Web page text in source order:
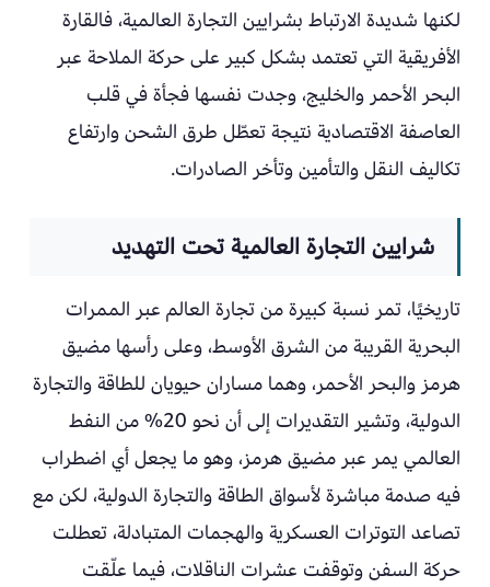
لكنها شديدة الارتباط بشرايين التجارة العالمية، فالقارة
الأفريقية التي تعتمد بشكل كبير على حركة الملاحة عبر
البحر الأحمر والخليج، وجدت نفسها فجأة في قلب
العاصفة الاقتصادية نتيجة تعطّل طرق الشحن وارتفاع
تكاليف النقل والتأمين وتأخر الصادرات.
شرايين التجارة العالمية تحت التهديد
تاريخيًا، تمر نسبة كبيرة من تجارة العالم عبر الممرات
البحرية القريبة من الشرق الأوسط، وعلى رأسها مضيق
هرمز والبحر الأحمر، وهما مساران حيويان للطاقة والتجارة
الدولية، وتشير التقديرات إلى أن نحو 20% من النفط
العالمي يمر عبر مضيق هرمز، وهو ما يجعل أي اضطراب
فيه صدمة مباشرة لأسواق الطاقة والتجارة الدولية، لكن مع
تصاعد التوترات العسكرية والهجمات المتبادلة، تعطلت
حركة السفن وتوقفت عشرات الناقلات، فيما علّقت